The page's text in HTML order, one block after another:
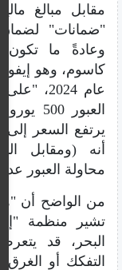
مقابل مبالغ
"ضمانات" لضمان
وعادةً ما تكون
كاسوم، وهو
​​عام
أنه (ومقابل
محاولة العبور
من الواضح أن
تشير منظمة
البحر، قد
التفكك أو